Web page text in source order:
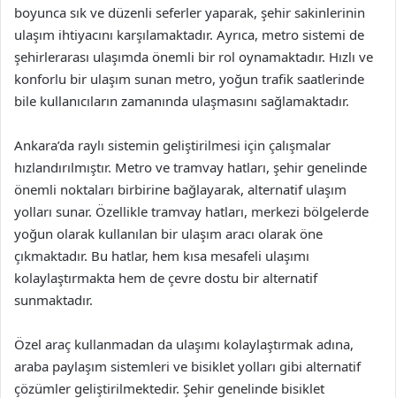
boyunca sık ve düzenli seferler yaparak, şehir sakinlerinin
ulaşım ihtiyacını karşılamaktadır. Ayrıca, metro sistemi de
şehirlerarası ulaşımda önemli bir rol oynamaktadır. Hızlı ve
konforlu bir ulaşım sunan metro, yoğun trafik saatlerinde
bile kullanıcıların zamanında ulaşmasını sağlamaktadır.
Ankara’da raylı sistemin geliştirilmesi için çalışmalar
hızlandırılmıştır. Metro ve tramvay hatları, şehir genelinde
önemli noktaları birbirine bağlayarak, alternatif ulaşım
yolları sunar. Özellikle tramvay hatları, merkezi bölgelerde
yoğun olarak kullanılan bir ulaşım aracı olarak öne
çıkmaktadır. Bu hatlar, hem kısa mesafeli ulaşımı
kolaylaştırmakta hem de çevre dostu bir alternatif
sunmaktadır.
Özel araç kullanmadan da ulaşımı kolaylaştırmak adına,
araba paylaşım sistemleri ve bisiklet yolları gibi alternatif
çözümler geliştirilmektedir. Şehir genelinde bisiklet